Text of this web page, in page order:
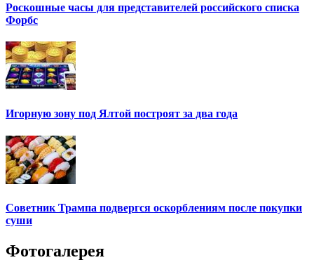
Роскошные часы для представителей российского списка
Форбс
Игорную зону под Ялтой построят за два года
Советник Трампа подвергся оскорблениям после покупки
суши
Фотогалерея